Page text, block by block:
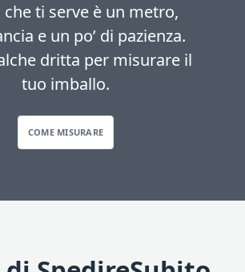
che ti serve è un metro,
e un po’ di pazienza.
dritta per misurare il
tuo imballo.
COME MISURARE